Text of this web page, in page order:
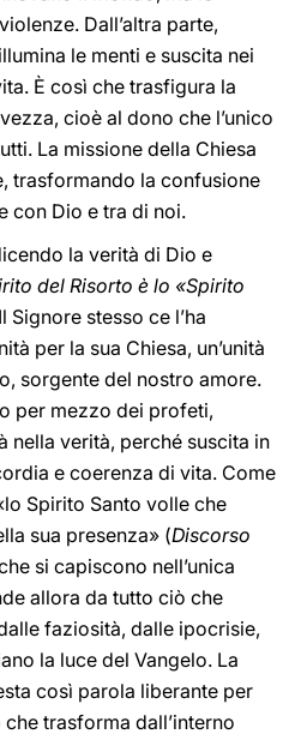
Dall’altra parte,
le menti e suscita nei
È così che trasfigura la
cioè al dono che l’unico
La missione della Chiesa
trasformando la confusione
con Dio e tra di noi.
la verità di Dio e
del Risorto è lo «Spirito
Signore stesso ce l’ha
per la sua Chiesa, un’unità
sorgente del nostro amore.
per mezzo dei profeti,
nella verità, perché suscita in
e coerenza di vita. Come
Spirito Santo volle che
sua presenza» (Discorso
si capiscono nell’unica
allora da tutto ciò che
faziosità, dalle ipocrisie,
la luce del Vangelo. La
così parola liberante per
trasforma dall’interno